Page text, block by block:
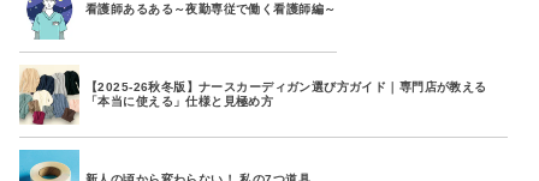
看護師あるある～夜勤専従で働く看護師編～
【2025-26秋冬版】ナースカーディガン選び方ガイド｜専門店が教える
「本当に使える」仕様と見極め方